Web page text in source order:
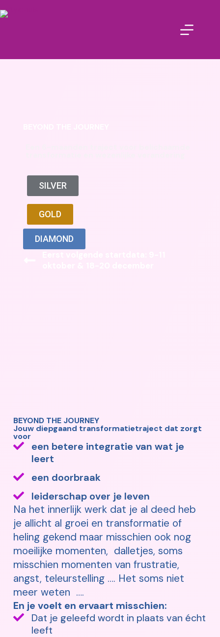
DIAMOND
SILVER
GOLD
BEYOND THE JOURNEY
Jouw diepgaand transformatietraject dat zorgt
voor
een betere integratie van wat je
leert
een doorbraak
leiderschap over je leven
Na het innerlijk werk dat je al deed heb
je allicht al groei en transformatie of
heling gekend maar misschien ook nog
moeilijke momenten, dalletjes, soms
misschien momenten van frustratie,
angst, teleurstelling …. Het soms niet
meer weten ….
En je voelt en ervaart misschien:
Dat je geleefd wordt in plaats van écht
leeft